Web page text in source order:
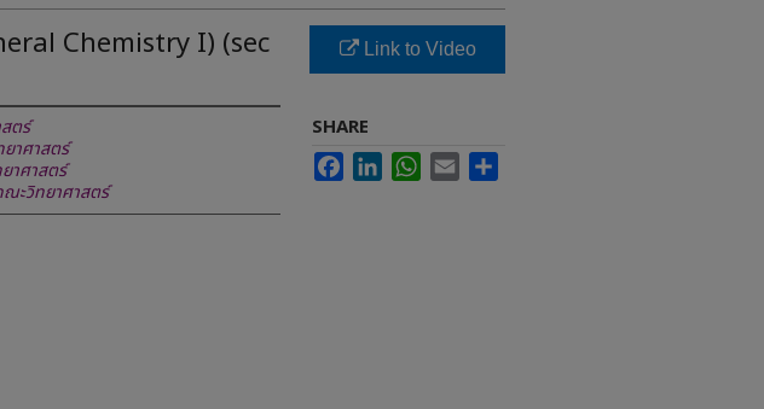
Chemistry I) (sec
ตร์
าศาสตร์
าศาสตร์
ะวิทยาศาสตร์
Link to Video
SHARE
FacebookLinkedInWhatsApp
Email